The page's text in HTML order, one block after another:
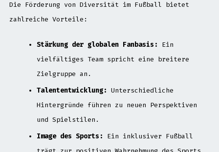
Die Förderung von Diversität im Fußball bietet
zahlreiche Vorteile:
Stärkung der globalen Fanbasis:
Ein
vielfältiges Team spricht eine breitere
Zielgruppe an.
Talententwicklung: Unterschiedliche
Hintergründe führen zu neuen Perspektiven
und Spielstilen.
Image des Sports:
Ein inklusiver Fußball